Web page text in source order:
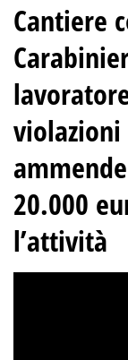
Cantiere
20.000
l’attività